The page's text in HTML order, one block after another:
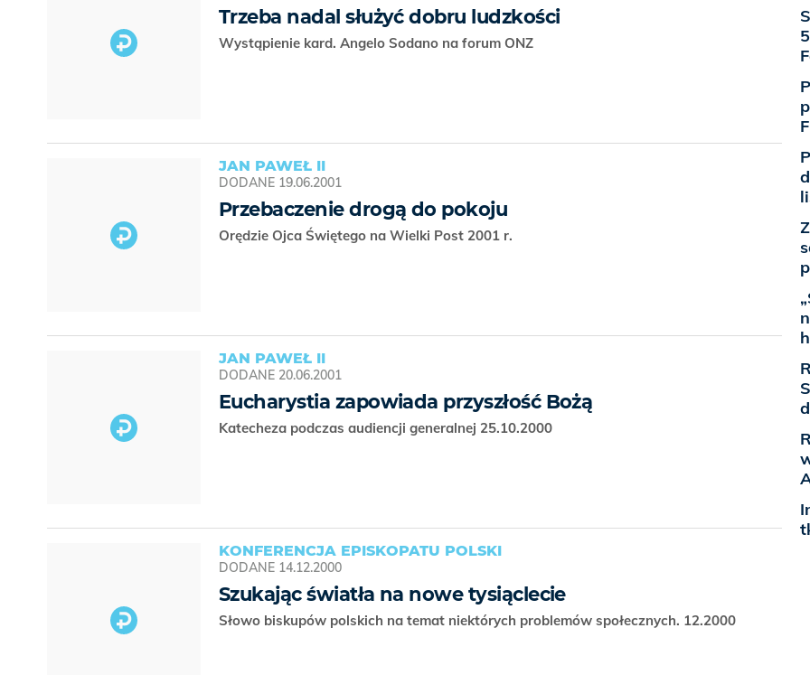
Trzeba nadal służyć dobru ludzkości
Wystąpienie kard. Angelo Sodano na forum ONZ
JAN PAWEŁ II
DODANE 19.06.2001
Przebaczenie drogą do pokoju
Orędzie Ojca Świętego na Wielki Post 2001 r.
JAN PAWEŁ II
DODANE 20.06.2001
Eucharystia zapowiada przyszłość Bożą
Katecheza podczas audiencji generalnej 25.10.2000
KONFERENCJA EPISKOPATU POLSKI
DODANE 14.12.2000
Szukając światła na nowe tysiąclecie
Słowo biskupów polskich na temat niektórych problemów społecznych. 12.2000